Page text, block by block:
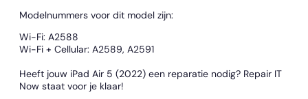
Modelnummers voor dit model zijn:
Wi-Fi: A2588
Wi-Fi + Cellular: A2589, A2591
Heeft jouw iPad Air 5 (2022) een reparatie nodig? Repair IT
Now staat voor je klaar!